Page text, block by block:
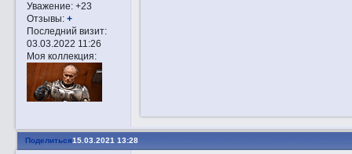
Уважение: +23
Отзывы: +
Последний визит:
03.03.2022 11:26
Моя коллекция:
Поделиться15.03.2021 13:28